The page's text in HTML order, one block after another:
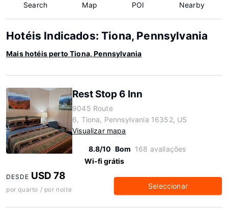
Search Map POI Nearby
Hotéis Indicados: Tiona, Pennsylvania
Mais hotéis perto Tiona, Pennsylvania
Rest Stop 6 Inn
9045 Route
6, Tiona, Pennsylvania 16352, US
Visualizar mapa
8.8/10 Bom 168 avaliações
Wi-fi grátis
DESDE USD 78
por quarto / por noite Seleccionar